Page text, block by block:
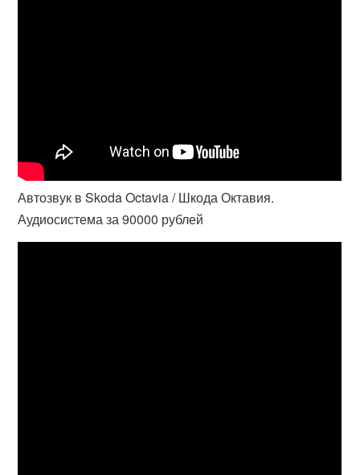
Автозвук в Skoda Octavia / Шкода Октавия.
Аудиосистема за 90000 рублей